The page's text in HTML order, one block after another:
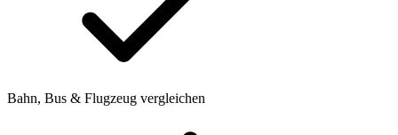
Bahn, Bus & Flugzeug vergleichen